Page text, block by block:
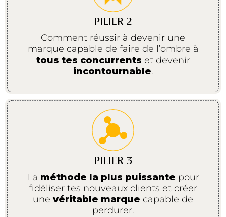
PILIER 2
Comment réussir à devenir une
marque capable de faire de l’ombre à
tous tes concurrents et devenir
incontournable.
PILIER 3
La méthode la plus puissante pour
fidéliser tes nouveaux clients et créer
une véritable marque capable de
perdurer.